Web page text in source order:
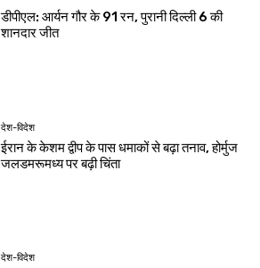
डीपीएल: आर्यन गौर के 91 रन, पुरानी दिल्ली 6 की
शानदार जीत
देश-विदेश
ईरान के केशम द्वीप के पास धमाकों से बढ़ा तनाव, होर्मुज
जलडमरूमध्य पर बढ़ी चिंता
देश-विदेश